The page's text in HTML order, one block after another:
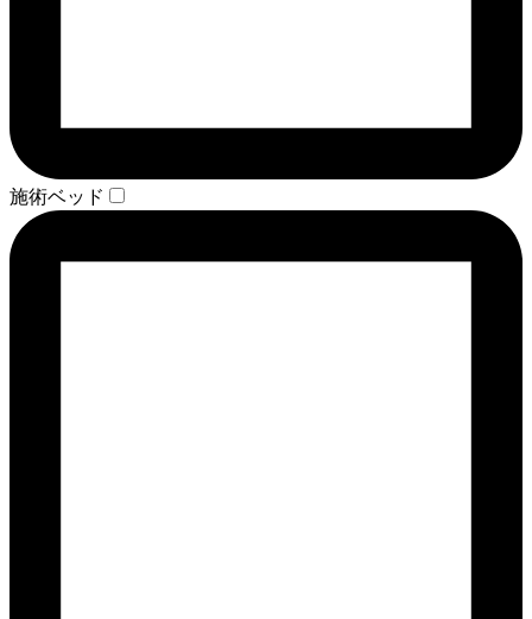
施術ベッド